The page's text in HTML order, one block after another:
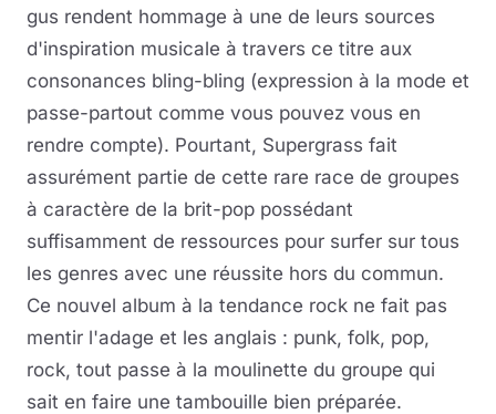
gus rendent hommage à une de leurs sources
d'inspiration musicale à travers ce titre aux
consonances bling-bling (expression à la mode et
passe-partout comme vous pouvez vous en
rendre compte). Pourtant, Supergrass fait
assurément partie de cette rare race de groupes
à caractère de la brit-pop possédant
suffisamment de ressources pour surfer sur tous
les genres avec une réussite hors du commun.
Ce nouvel album à la tendance rock ne fait pas
mentir l'adage et les anglais : punk, folk, pop,
rock, tout passe à la moulinette du groupe qui
sait en faire une tambouille bien préparée.